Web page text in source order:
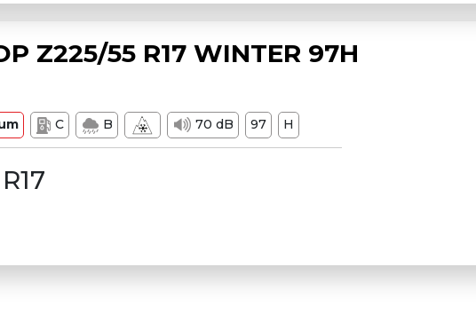
Z225/55 R17 WINTER 97H
C B 70 dB 97 H